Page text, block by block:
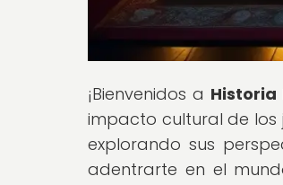
¡Bienvenidos a Historia
impacto cultural de los
explorando sus
adentrarte en el